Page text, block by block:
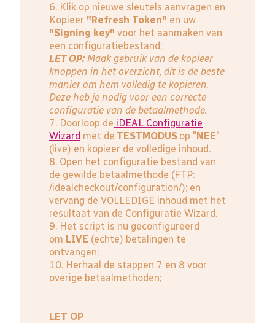
6. Klik op nieuwe sleutels aanvragen en
Kopieer "Refresh Token" en uw
"Signing key" voor het aanmaken van
een configuratiebestand;
LET OP: Maak gebruik van de kopieer
knoppen in het overzicht, dit is de beste
manier om hem volledig te kopieren.
Deze heb je nodig voor een correcte
configuratie van de betaalmethode.
7. Doorloop de iDEAL Configuratie
Wizard met de TESTMODUS op "NEE"
(live) en kopieer de volledige inhoud.
8. Open het configuratie bestand van
de gewilde betaalmethode (FTP:
/idealcheckout/configuration/); en
vervang de VOLLEDIGE inhoud met het
resultaat van de Configuratie Wizard.
9. Het script is nu geconfigureerd
om LIVE (echte) betalingen te
ontvangen;
10. Herhaal de stappen 7 en 8 voor
overige betaalmethoden;
LET OP